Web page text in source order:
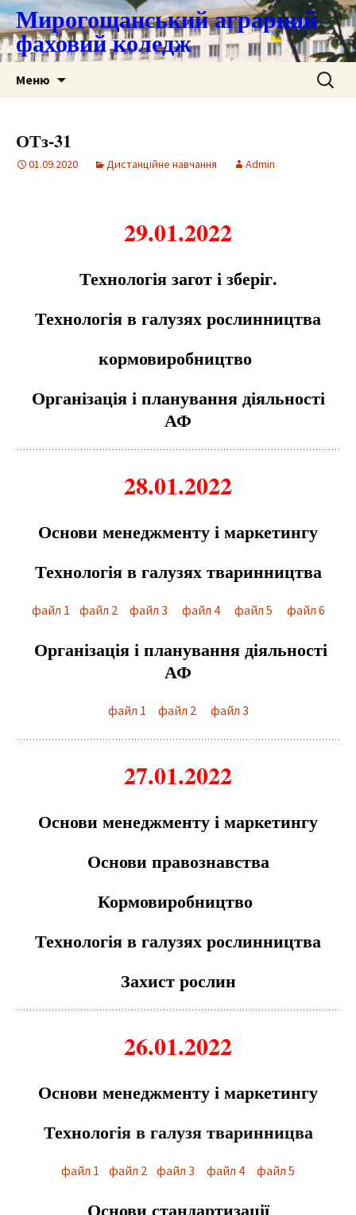
Мирогощанський аграрний
фаховий коледж
Меню Пошук:
ОТз-31
01.09.2020 Дистанційне навчання Admin
29.01.2022
Технологія загот і зберіг.
Технологія в галузях рослинництва
кормовиробництво
Організація і планування діяльності
АФ
28.01.2022
Основи менеджменту і маркетингу
Технологія в галузях тваринництва
файл 1 файл 2 файл 3 файл 4 файл 5 файл 6
Організація і планування діяльності
АФ
файл 1 файл 2 файл 3
27.01.2022
Основи менеджменту і маркетингу
Основи правознавства
Кормовиробництво
Технологія в галузях рослинництва
Захист рослин
26.01.2022
Основи менеджменту і маркетингу
Технологія в галузя тваринницва
файл 1 файл 2 файл 3 файл 4 файл 5